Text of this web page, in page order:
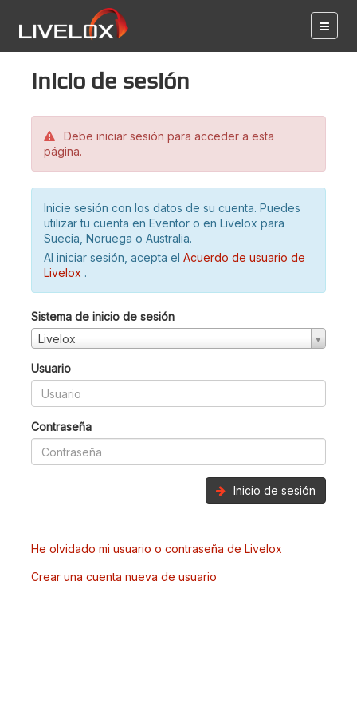
Inicio de sesión
Debe iniciar sesión para acceder a esta
página.
Inicie sesión con los datos de su cuenta. Puedes
utilizar tu cuenta en Eventor o en Livelox para
Suecia, Noruega o Australia.
Al iniciar sesión, acepta el Acuerdo de usuario de
Livelox .
Sistema de inicio de sesión
Livelox
Usuario
Contraseña
Inicio de sesión
He olvidado mi usuario o contraseña de Livelox
Crear una cuenta nueva de usuario